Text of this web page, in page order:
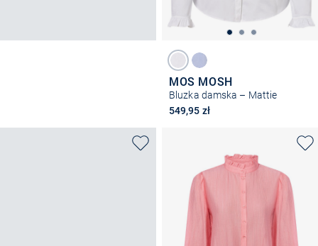
MOS MOSH
Bluzka damska – Mattie
549,95 zł